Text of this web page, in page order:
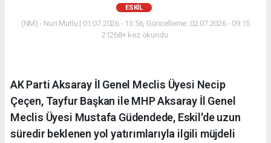
ESKİL
(NM) - Nuri Mutlu | 01.07.2026 - 13:56, Güncelleme: 02.07.2026 - 09:15
21268+ kez okundu.
AK Parti Aksaray İl Genel Meclis Üyesi Necip
Çeçen, Tayfur Başkan ile MHP Aksaray İl Genel
Meclis Üyesi Mustafa Güdendede, Eskil'de uzun
süredir beklenen yol yatırımlarıyla ilgili müjdeli